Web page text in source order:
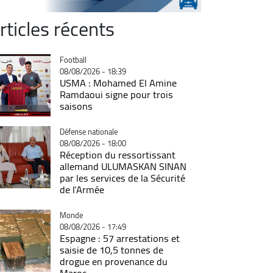
récents
Catégorie
Football
08/08/2026 - 18:39
USMA : Mohamed El Amine
Ramdaoui signe pour trois
saisons
Catégorie
Défense nationale
08/08/2026 - 18:00
Réception du ressortissant
allemand ULUMASKAN SINAN
par les services de la Sécurité
de l’Armée
Catégorie
Monde
08/08/2026 - 17:49
Espagne : 57 arrestations et
saisie de 10,5 tonnes de
drogue en provenance du